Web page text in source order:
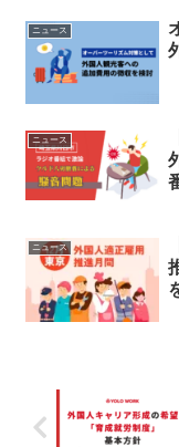
ニュース
ニュース
ニュース